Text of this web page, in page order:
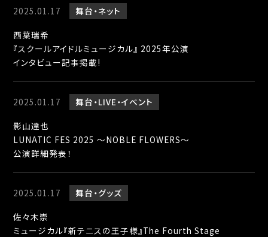
2025.01.17 舞台 ネット
西葉瑞希
『スクールアイドルミュージカル』 2025年公演
インタビュー記事掲載!
2025.01.17 舞台 LIVE イベント
影山達也
LUNATIC FES 2025 ～NOBLE FLOWERS～
公演詳細発表！
2025.01.17 舞台 グッズ
佐々木崇
ミュージカル『新テニスの王子様』The Fourth Stage